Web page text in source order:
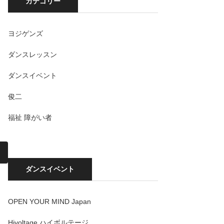
ヨジゲンズ
ダンスレッスン
ダンスイベント
俊二
福祉 障がい者
ダンスイベント
OPEN YOUR MIND Japan